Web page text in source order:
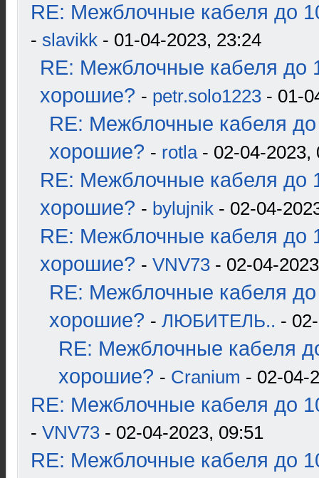
RE: Межблочные кабеля до
- slavikk - 01-04-2023, 23:24
RE: Межблочные кабеля до
хорошие? - petr.solo1223 - 01-
RE: Межблочные кабеля до
хорошие? - rotla- 02-04-2023,
RE: Межблочные кабеля до
хорошие? - bylujnik - 02-04-
RE: Межблочные кабеля до
хорошие? - VNV73 - 02-04-
RE: Межблочные кабеля до
хорошие? - ЛЮБИТЕЛЬ.. -
RE: Межблочные кабеля
хорошие? - Cranium - 02-04-
RE: Межблочные кабеля до
- VNV73 - 02-04-2023, 09:51
RE: Межблочные кабеля до